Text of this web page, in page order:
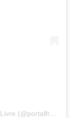
Une publication partagée par Fronteira Livre (@portalfronteiralivre)